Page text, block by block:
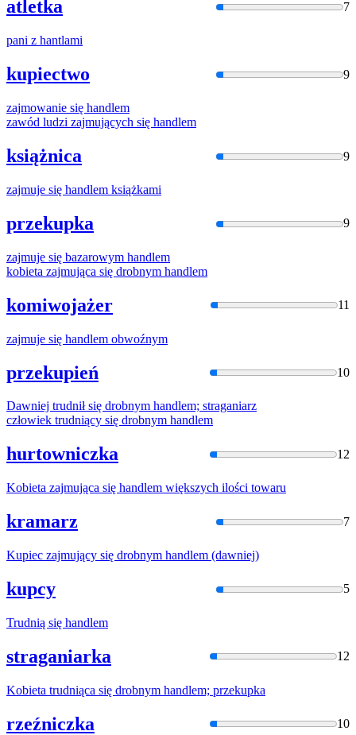
atletka 7
pani z hantlami
kupiectwo 9
zajmowanie się handlem
zawód ludzi zajmujących się handlem
książnica 9
zajmuje się handlem książkami
przekupka 9
zajmuje się bazarowym handlem
kobieta zajmująca się drobnym handlem
komiwojażer 11
zajmuje się handlem obwoźnym
przekupień 10
Dawniej trudnił się drobnym handlem; straganiarz
człowiek trudniący się drobnym handlem
hurtowniczka 12
Kobieta zajmująca się handlem większych ilości towaru
kramarz 7
Kupiec zajmujący się drobnym handlem (dawniej)
kupcy 5
Trudnią się handlem
straganiarka 12
Kobieta trudniąca się drobnym handlem; przekupka
rzeźniczka 10